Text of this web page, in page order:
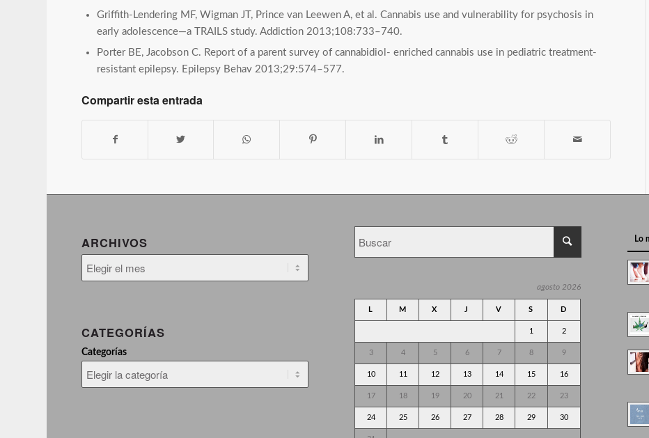
Griffith-Lendering MF, Wigman JT, Prince van Leewen A, et al. Cannabis use and vulnerability for psychosis in
early adolescence—a TRAILS study. Addiction 2013;108:733–740.
Porter BE, Jacobson C. Report of a parent survey of cannabidiol- enriched cannabis use in pediatric treatment-
resistant epilepsy. Epilepsy Behav 2013;29:574–577.
Compartir esta entrada
ARCHIVOS
CATEGORÍAS
Categorías
agosto 2026
L M X J V S D
1 2
3 4 5 6 7 8 9
10 11 12 13 14 15 16
17 18 19 20 21 22 23
24 25 26 27 28 29 30
Lo